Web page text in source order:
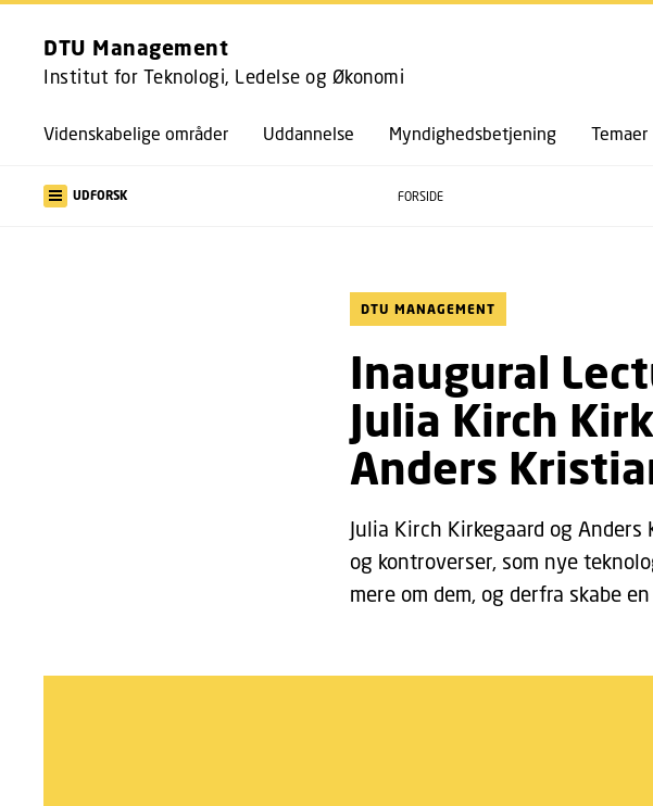
GÅ TIL
DTU Management
Institut for Teknologi, Ledelse og Økonomi
Videnskabelige områder Uddannelse Myndighedsbetjening Temaer
UDFORSK FORSIDE
DTU MANAGEMENT
Inaugural
Julia Kirch
Anders
Julia Kirch Kirkegaard og
og kontroverser, som nye
mere om dem, og derfra skabe